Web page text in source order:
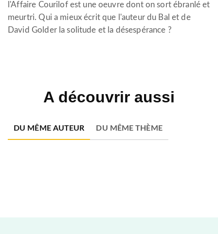
l'Affaire Courilof est une oeuvre dont on sort ébranlé et
meurtri. Qui a mieux écrit que l'auteur du Bal et de
David Golder la solitude et la désespérance ?
A découvrir aussi
DU MÊME AUTEUR DU MÊME THÈME